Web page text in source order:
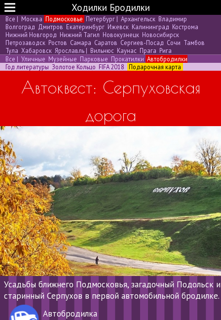
Ходилки Бродилки
Все | Москва Подмосковье Петербург | Архангельск Владимир
Волгоград Дмитров Екатеринбург Ижевск Калининград Кострома
Нижний Новгород Нижний Тагил Новокузнецк Новосибирск
Петрозаводск Ростов Самара Саратов Сергиев-Посад Сочи Тамбов
Тула Хабаровск Ярославль | Вильнюс Каунас Прага Рига
Все | Уличные Музейные Парковые Прокатилки Автобродилки
Год литературы Золотое Кольцо FIFA 2018 Подарочная карта
Автоквест: Серпуховская
дорога
Усадьбы ближнего Подмосковья, загадочный Подольск и
старинный Серпухов в первой автомобильной бродилке.
Автобродилка